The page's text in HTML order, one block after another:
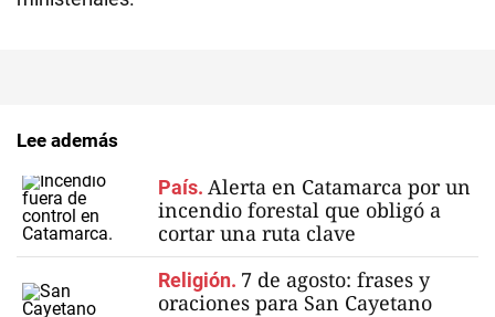
Lee además
País. Alerta en Catamarca por un
incendio forestal que obligó a
cortar una ruta clave
Religión. 7 de agosto: frases y
oraciones para San Cayetano